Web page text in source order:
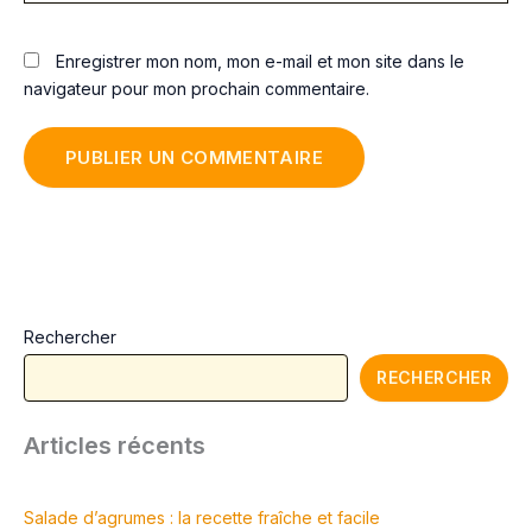
Enregistrer mon nom, mon e-mail et mon site dans le
navigateur pour mon prochain commentaire.
Rechercher
RECHERCHER
Articles récents
Salade d’agrumes : la recette fraîche et facile